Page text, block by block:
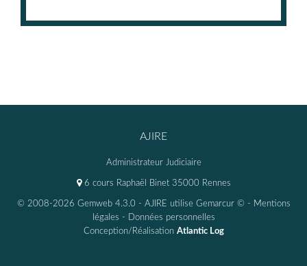
AJIRE
Administrateur Judiciaire
6 cours Raphaël Binet 35000 Rennes
© 2008-2026 Gemweb 4.3.0 - AJIRE utilise Gemarcur © - Mentions
légales - Données personnelles
Conception/Réalisation Atlantic Log